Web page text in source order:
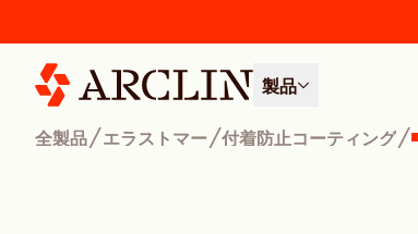
製品
全製品/エラストマー/付着防止コーティング/